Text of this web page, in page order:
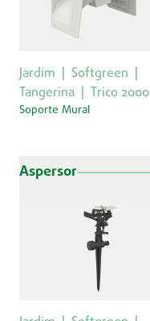
Jardim
Softgreen
Tangerina
Trico 2000
Soporte Mural
Aspersor